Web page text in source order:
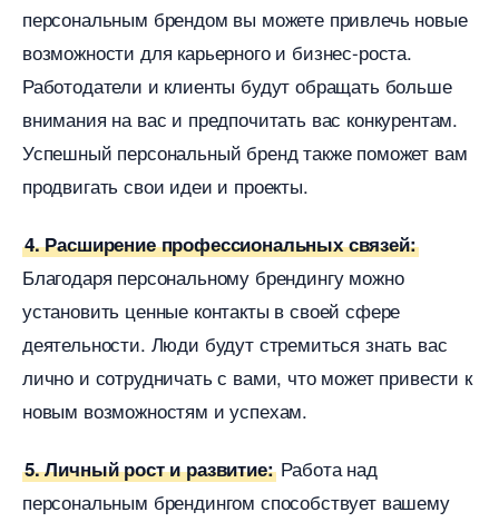
персональным брендом вы можете привлечь новые
озможности для карьерного и бизнес-роста.
Работодатели и клиенты будут обращать больше
нимания на вас и предпочитать вас конкурентам.
Успешный персональный бренд также поможет вам
продвигать свои идеи и проекты.
4. Расширение профессиональных связей:
Благодаря персональному брендингу можно
установить ценные контакты в своей сфере
деятельности. Люди будут стремиться знать вас
лично и сотрудничать с вами, что может привести к
новым возможностям и успехам.
5. Личный рост и развитие:Работа над
персональным брендингом способствует вашему